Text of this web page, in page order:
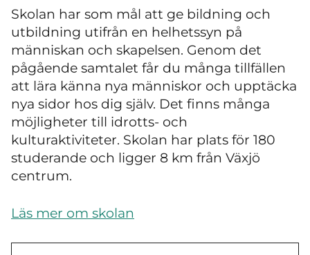
Skolan har som mål att ge bildning och
utbildning utifrån en helhetssyn på
människan och skapelsen. Genom det
pågående samtalet får du många tillfällen
att lära känna nya människor och upptäcka
nya sidor hos dig själv. Det finns många
möjligheter till idrotts- och
kulturaktiviteter. Skolan har plats för 180
studerande och ligger 8 km från Växjö
centrum.
Läs mer om skolan